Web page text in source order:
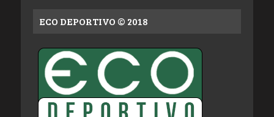
ECO DEPORTIVO © 2018